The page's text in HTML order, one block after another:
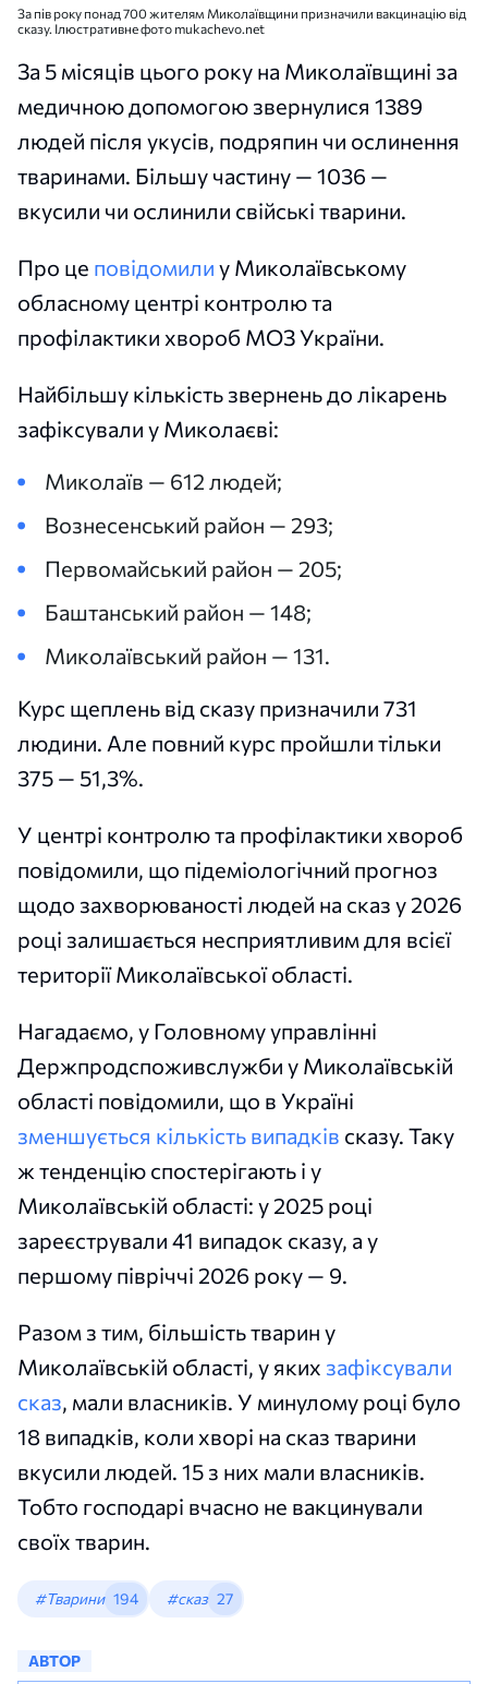
За пів року понад 700 жителям Миколаївщини призначили вакцинацію від
сказу. Ілюстративне фото mukachevo.net
За 5 місяців цього року на Миколаївщині за
медичною допомогою звернулися 1389
людей після укусів, подряпин чи ослинення
тваринами. Більшу частину — 1036 —
вкусили чи ослинили свійські тварини.
Про це повідомили у Миколаївському
обласному центрі контролю та
профілактики хвороб МОЗ України.
Найбільшу кількість звернень до лікарень
зафіксували у Миколаєві:
Миколаїв — 612 людей;
Вознесенський район — 293;
Первомайський район — 205;
Баштанський район — 148;
Миколаївський район — 131.
Курс щеплень від сказу призначили 731
людини. Але повний курс пройшли тільки
375 — 51,3%.
У центрі контролю та профілактики хвороб
повідомили, що підеміологічний прогноз
щодо захворюваності людей на сказ у 2026
році залишається несприятливим для всієї
території Миколаївської області.
Нагадаємо, у Головному управлінні
Держпродспоживслужби у Миколаївській
області повідомили, що в Україні
зменшується кількість випадків сказу. Таку
ж тенденцію спостерігають і у
Миколаївській області: у 2025 році
зареєстрували 41 випадок сказу, а у
першому півріччі 2026 року — 9.
Разом з тим, більшість тварин у
Миколаївській області, у яких зафіксували
сказ, мали власників. У минулому році було
18 випадків, коли хворі на сказ тварини
вкусили людей. 15 з них мали власників.
Тобто господарі вчасно не вакцинували
своїх тварин.
#Тварини 194 #сказ 27
АВТОР